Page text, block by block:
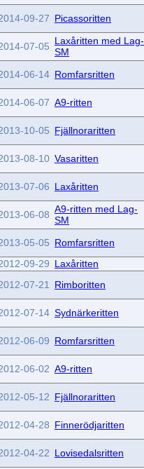
09-27 Picassoritten
07-05 Laxåritten med Lag-
SM
06-14 Romfarsritten
06-07 A9-ritten
10-05 Fjällnoraritten
08-10 Vasaritten
07-06 Laxåritten
06-08 A9-ritten med Lag-
SM
05-05 Romfarsritten
09-29 Laxåritten
07-21
Rimboritten
07-14 Sydnärkeritten
06-09 Romfarsritten
06-02 A9-ritten
05-12 Fjällnoraritten
04-28 Finnerödjaritten
04-22 Lovisedalsritten